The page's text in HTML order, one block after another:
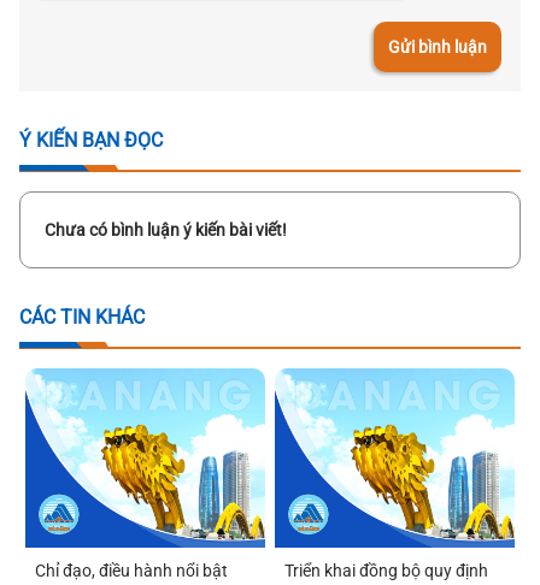
Gửi bình luận
Ý KIẾN BẠN ĐỌC
Chưa có bình luận ý kiến bài viết!
CÁC TIN KHÁC
Chỉ đạo, điều hành nổi bật
Triển khai đồng bộ quy định